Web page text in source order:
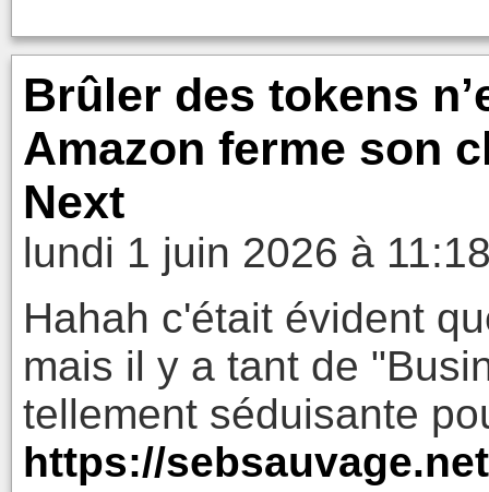
Brûler des tokens
Amazon ferme son
Next
lundi 1 juin 2026 à
Hahah c'était évident
mais il y a tant de
tellement séduisante
https://